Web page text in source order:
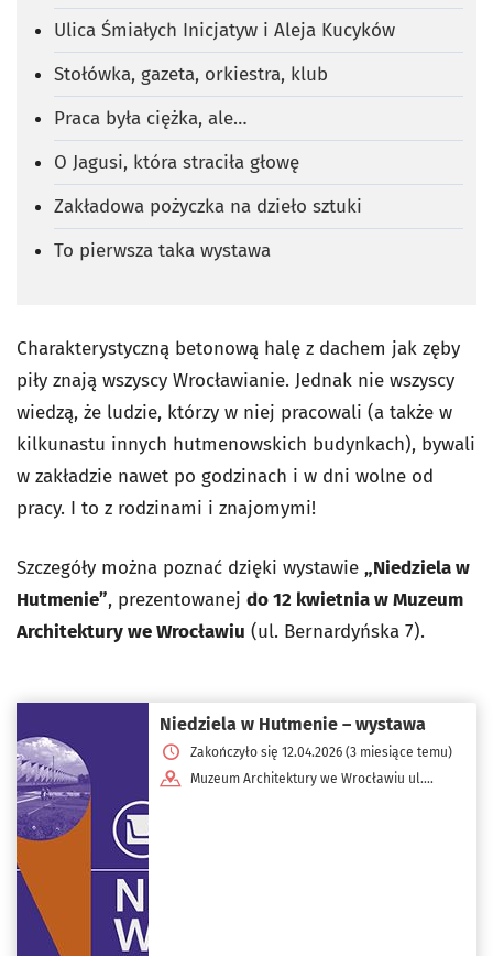
Ulica Śmiałych Inicjatyw i Aleja Kucyków
Stołówka, gazeta, orkiestra, klub
Praca była ciężka, ale…
O Jagusi, która straciła głowę
Zakładowa pożyczka na dzieło sztuki
To pierwsza taka wystawa
Charakterystyczną betonową halę z dachem jak zęby
piły znają wszyscy Wrocławianie. Jednak nie wszyscy
wiedzą, że ludzie, którzy w niej pracowali (a także w
kilkunastu innych hutmenowskich budynkach), bywali
w zakładzie nawet po godzinach i w dni wolne od
pracy. I to z rodzinami i znajomymi!
Szczegóły można poznać dzięki wystawie „Niedziela w
Hutmenie”, prezentowanej do 12 kwietnia w Muzeum
Architektury we Wrocławiu (ul. Bernardyńska 7).
Niedziela w Hutmenie – wystawa
Zakończyło się 12.04.2026 (3 miesiące temu)
Muzeum Architektury we Wrocławiu ul.